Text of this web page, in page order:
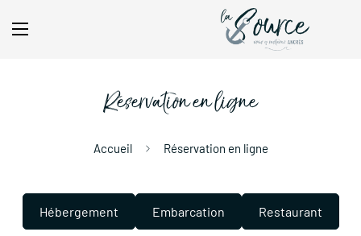
Réservation en ligne
Accueil Réservation en ligne
Hébergement Embarcation Restaurant